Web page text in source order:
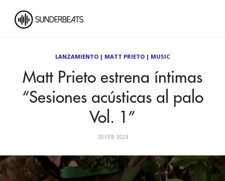
LANZAMIENTO| MATT PRIETO| MUSIC
Matt Prieto estrena íntimas
“Sesiones acústicas al palo
Vol. 1”
20 FEB 2023